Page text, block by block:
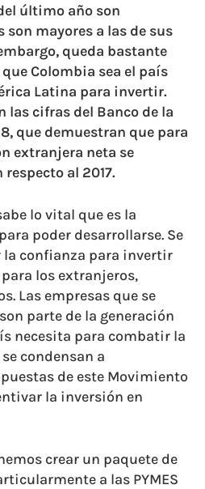
último año son
son mayores a las de sus
queda bastante
Colombia sea el país
Latina para invertir.
las cifras del Banco de la
que demuestran que para
extranjera neta se
respecto al 2017.
lo vital que es la
poder desarrollarse. Se
la confianza para invertir
los extranjeros,
Las empresas que se
parte de la generación
necesita para combatir la
condensan a
de este Movimiento
la inversión en
crear un paquete de
a las PYMES